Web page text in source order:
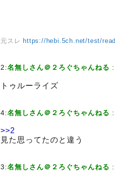
元スレ https://hebi.5ch.net/test/
2:名無しさん＠２ろぐちゃんねる :
トゥルーライズ
4:名無しさん＠２ろぐちゃんねる :
>>2
見た思ってたのと違う
3:名無しさん＠２ろぐちゃんねる :